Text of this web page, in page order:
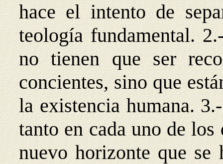
hace el intento de
teología fundamental.
no tienen que ser
concientes, sino que
la existencia humana.
tanto en cada uno de
nuevo horizonte que se